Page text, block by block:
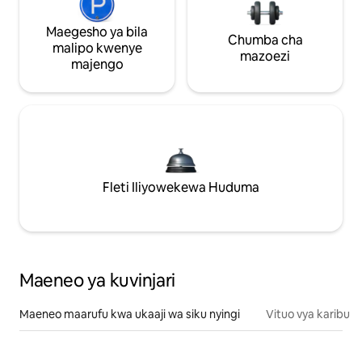
Maegesho ya bila
malipo kwenye
majengo
Chumba cha
mazoezi
Fleti Iliyowekewa Huduma
Maeneo ya kuvinjari
Maeneo maarufu kwa ukaaji wa siku nyingi Vituo vya karibu